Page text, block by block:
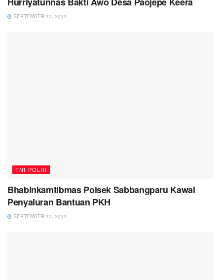
SEPTEMBER 12, 2023
TNI-POLRI
Bhabinkamtibmas Polsek Sabbangparu Kawal
Penyaluran Bantuan PKH
SEPTEMBER 12, 2023